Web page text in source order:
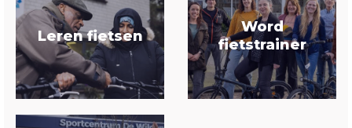
Leren fietsen
Word
fietstrainer